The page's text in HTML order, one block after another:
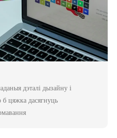
дэталі дызайну і
цяжка дасягнуць